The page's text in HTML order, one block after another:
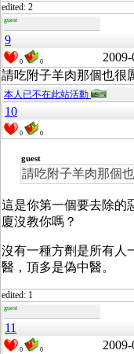
edited: 2
guest
9
0 0 2009-
請吃附子羊肉那個也很
本人已不在此站活動
10
0 0
guest
請吃附子羊肉那個
這是你第一個要去除的
廈沒教你嗎？
沒有一種方劑是所有人
醫，頂多是偽中醫。
edited: 1
guest
11
0 0 2009-